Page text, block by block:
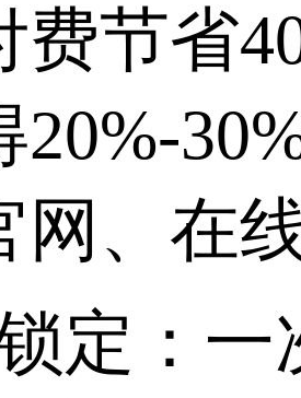
费节省
20%-
网、在
定：一